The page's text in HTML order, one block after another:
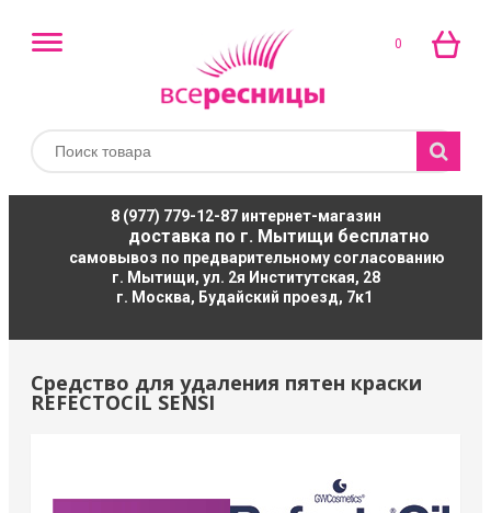
0
8 (977) 779-12-87интернет-магазин
доставка по г. Мытищи бесплатно
самовывоз по предварительному согласованию
г. Мытищи, ул. 2я Институтская, 28
г. Москва, Будайский проезд, 7к1
Средство для удаления пятен краски
REFECTOCIL SENSI